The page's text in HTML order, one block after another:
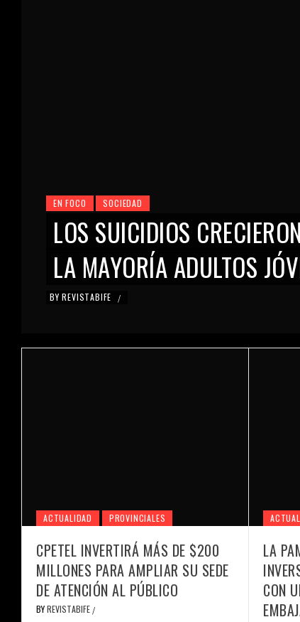
EN FOCO SOCIEDAD
LOS SUICIDIOS
LA MAYORÍA ADULTOS
BY REVISTABIFE /
ACTUALIDAD PROVINCIALES
CPETEL INVERTIRÁ MÁS DE $200
MILLONES PARA AMPLIAR SU SEDE
DE ATENCIÓN AL PÚBLICO
BYREVISTABIFE /
LA
CON